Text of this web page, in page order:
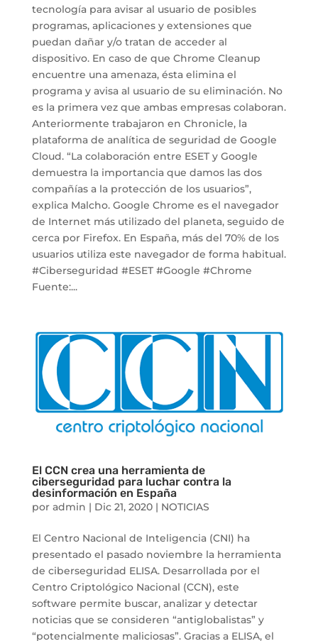
tecnología para avisar al usuario de posibles
programas, aplicaciones y extensiones que
puedan dañar y/o tratan de acceder al
dispositivo. En caso de que Chrome Cleanup
encuentre una amenaza, ésta elimina el
programa y avisa al usuario de su eliminación. No
es la primera vez que ambas empresas colaboran.
Anteriormente trabajaron en Chronicle, la
plataforma de analítica de seguridad de Google
Cloud. “La colaboración entre ESET y Google
demuestra la importancia que damos las dos
compañías a la protección de los usuarios”,
explica Malcho. Google Chrome es el navegador
de Internet más utilizado del planeta, seguido de
cerca por Firefox. En España, más del 70% de los
usuarios utiliza este navegador de forma habitual.
#Ciberseguridad #ESET #Google #Chrome
Fuente:...
El CCN crea una herramienta de
ciberseguridad para luchar contra la
desinformación en España
por admin | Dic 21, 2020| NOTICIAS
El Centro Nacional de Inteligencia (CNI) ha
presentado el pasado noviembre la herramienta
de ciberseguridad ELISA. Desarrollada por el
Centro Criptológico Nacional (CCN), este
software permite buscar, analizar y detectar
noticias que se consideren “antiglobalistas” y
“potencialmente maliciosas”. Gracias a ELISA, el